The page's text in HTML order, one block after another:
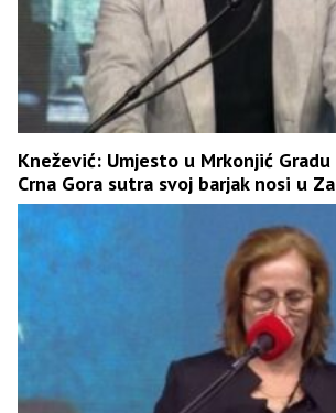
Knežević: Umjesto u Mrkonjić
Crna Gora sutra svoj barjak nosi u